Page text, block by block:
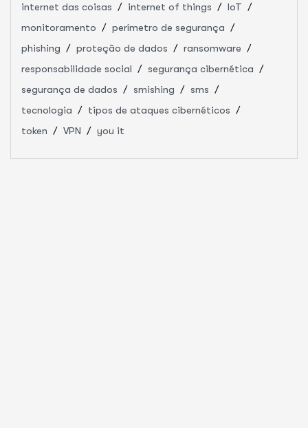
internet das coisas
internet of things
IoT
monitoramento
perímetro de segurança
phishing
proteção de dados
ransomware
responsabilidade social
segurança cibernética
segurança de dados
smishing
sms
tecnologia
tipos de ataques cibernéticos
token
VPN you it